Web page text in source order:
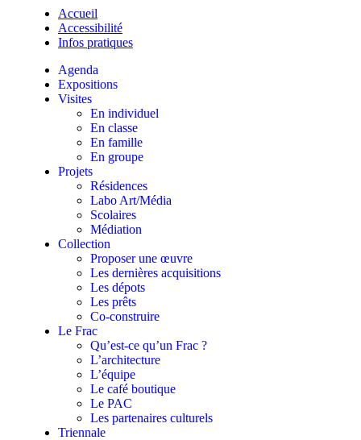
Accueil
Accessibilité
Infos pratiques
Agenda
Expositions
Visites
En individuel
En classe
En famille
En groupe
Projets
Résidences
Labo Art/Média
Scolaires
Médiation
Collection
Proposer une œuvre
Les dernières acquisitions
Les dépots
Les prêts
Co-construire
Le Frac
Qu’est-ce qu’un Frac ?
L’architecture
L’équipe
Le café boutique
Le PAC
Les partenaires culturels
Triennale